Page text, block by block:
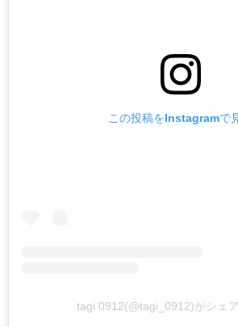
この投稿をInstagramで
tagi 0912(@tagi_0912)がシェ